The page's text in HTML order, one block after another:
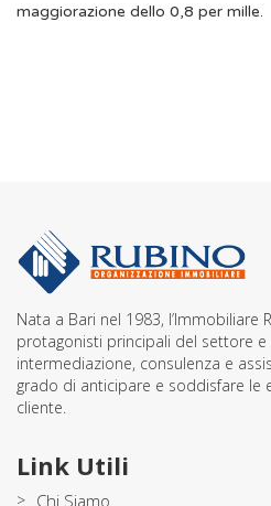
maggiorazione dello 0,8 per mille.
Nata a Bari nel 1983, l’Immobiliare
protagonisti principali del settore
intermediazione, consulenza e
grado di anticipare e soddisfare le
cliente.
Link Utili
> Chi Siamo